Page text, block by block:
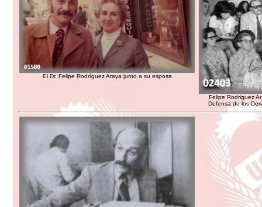
El Dr. Felipe Rodríguez Araya junto a su esposa
Felipe Rodriguez
Defensa de los